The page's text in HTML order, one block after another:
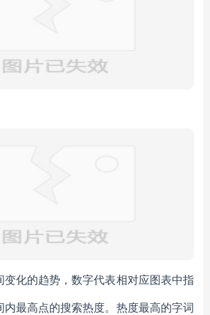
变化的趋势，数字代表相对应图表中指
内最高点的搜索热度。热度最高的字词